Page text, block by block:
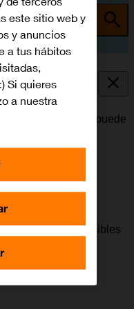
Fi
Wi-Fi en el móvil, puede
una serie de posibles
este sitio web y
y anuncios
a tus hábitos
Si quieres
a nuestra